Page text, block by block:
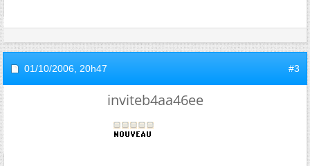
01/10/2006, 20h47 #3
inviteb4aa46ee